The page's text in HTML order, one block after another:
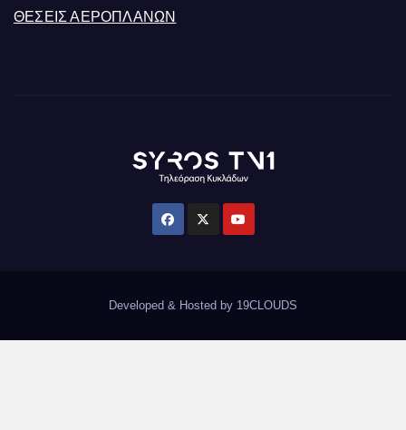
ΘΕΣΕΙΣ ΑΕΡΟΠΛΑΝΩΝ
Developed & Hosted by 19CLOUDS